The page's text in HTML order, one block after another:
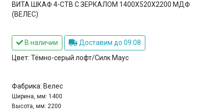
ВИТА ШКАФ 4-СТВ С ЗЕРКАЛОМ 1400Х520Х2200 МДФ
(ВЕЛЕС)
В наличии
Доставим до 09.08
Цвет: Тёмно-серый лофт/Силк Маус
Фабрика: Велес
Ширина, мм: 1400
Высота, мм: 2200